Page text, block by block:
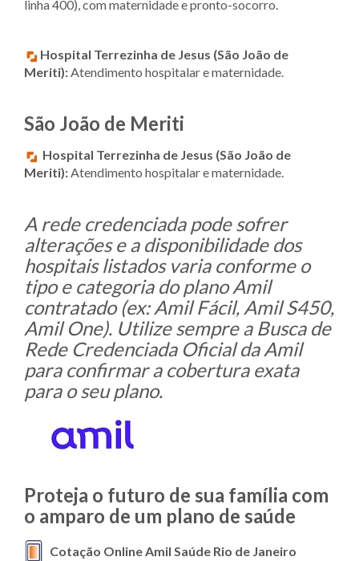
linha 400), com maternidade e pronto-socorro.
Hospital Terrezinha de Jesus (São João de
Meriti):Atendimento hospitalar e maternidade.
São João de Meriti
Hospital Terrezinha de Jesus (São João de
Meriti):Atendimento hospitalar e maternidade.
A rede credenciada pode sofrer
alterações e a disponibilidade dos
hospitais listados varia conforme o
tipo e categoria do plano Amil
contratado (ex: Amil Fácil, Amil S450,
Amil One). Utilize sempre a Busca de
Rede Credenciada Oficial da Amil
para confirmar a cobertura exata
para o seu plano.
Proteja o futuro de sua família com
o amparo de um plano de saúde
Cotação Online Amil Saúde Rio de Janeiro